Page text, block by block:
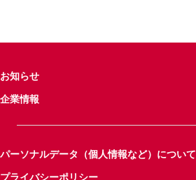
お知らせ
企業情報
パーソナルデータ（個人情報など）について
プライバシーポリシー